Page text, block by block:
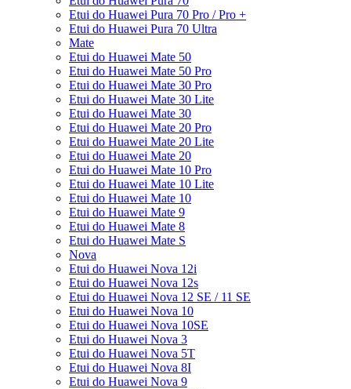
Etui do Huawei Pura 70 Pro / Pro +
Etui do Huawei Pura 70 Ultra
Mate
Etui do Huawei Mate 50
Etui do Huawei Mate 50 Pro
Etui do Huawei Mate 30 Pro
Etui do Huawei Mate 30 Lite
Etui do Huawei Mate 30
Etui do Huawei Mate 20 Pro
Etui do Huawei Mate 20 Lite
Etui do Huawei Mate 20
Etui do Huawei Mate 10 Pro
Etui do Huawei Mate 10 Lite
Etui do Huawei Mate 10
Etui do Huawei Mate 9
Etui do Huawei Mate 8
Etui do Huawei Mate S
Nova
Etui do Huawei Nova 12i
Etui do Huawei Nova 12s
Etui do Huawei Nova 12 SE / 11 SE
Etui do Huawei Nova 10
Etui do Huawei Nova 10SE
Etui do Huawei Nova 3
Etui do Huawei Nova 5T
Etui do Huawei Nova 8I
Etui do Huawei Nova 9